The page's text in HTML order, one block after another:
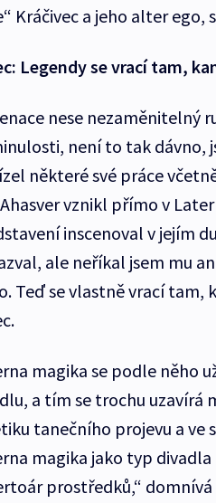
Kráčivec a jeho alter ego,
Legendy se vrací tam,
nese nezaměnitelný
není to tak dávno,
některé své práce
vznikl přímo v
inscenoval v jejím
ale neříkal jsem mu
Teď se vlastně vrací
magika se podle něho
a tím se trochu uzavírá
tanečního projevu a ve
magika jako typ
prostředků,“ domnívá